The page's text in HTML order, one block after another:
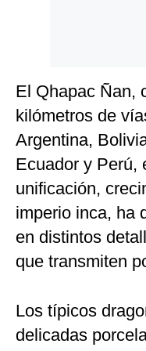
El Qhapac Ñan,
kilómetros de
Argentina,
Ecuador y Perú,
unificación,
imperio inca, ha
en distintos
que transmiten
Los típicos
delicadas